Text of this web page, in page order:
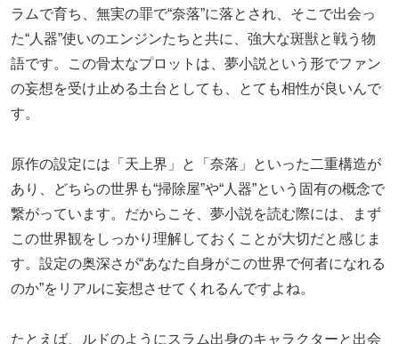
ラムで育ち、無実の罪で“奈落”に落とされ、そこで出会っ
た“人器”使いのエンジンたちと共に、強大な斑獣と戦う物
語です。この骨太なプロットは、夢小説という形でファン
の妄想を受け止める土台としても、とても相性が良いんで
す。
原作の設定には「天上界」と「奈落」といった二重構造が
あり、どちらの世界も“掃除屋”や“人器”という固有の概念で
繋がっています。だからこそ、夢小説を読む際には、まず
この世界観をしっかり理解しておくことが大切だと感じま
す。設定の奥深さが“あなた自身がこの世界で何者になれる
のか”をリアルに妄想させてくれるんですよね。
たとえば、ルドのようにスラム出身のキャラクターと出会